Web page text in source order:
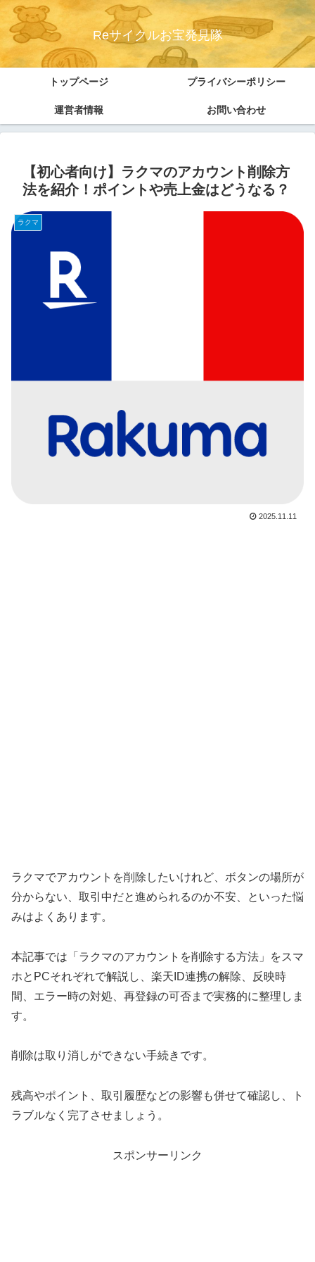
Reサイクルお宝発見隊
トップページ プライバシーポリシー
運営者情報 お問い合わせ
【初心者向け】ラクマのアカウント削除方
法を紹介！ポイントや売上金はどうなる？
ラクマ
2025.11.11
ラクマでアカウントを削除したいけれど、ボタンの場所が
分からない、取引中だと進められるのか不安、といった悩
みはよくあります。
本記事では「ラクマのアカウントを削除する方法」をスマ
ホとPCそれぞれで解説し、楽天ID連携の解除、反映時
間、エラー時の対処、再登録の可否まで実務的に整理しま
す。
削除は取り消しができない手続きです。
残高やポイント、取引履歴などの影響も併せて確認し、ト
ラブルなく完了させましょう。
スポンサーリンク